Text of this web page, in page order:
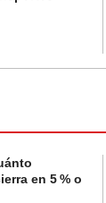
en 5 % o